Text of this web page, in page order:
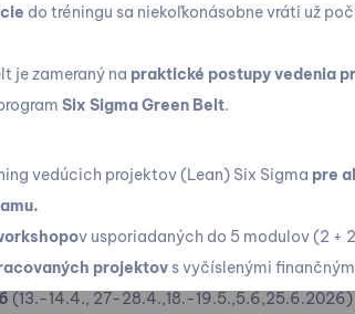
do tréningu sa niekoľkonásobne vráti už
je zameraný na praktické postupy vedenia
Six Sigma Green Belt.
vedúcich projektov (Lean) Six Sigma pre
v usporiadaných do 5 modulov (2 + 2
projektov s vyčíslenými
(13.-14.4., 27-28.4.,18.-19.5.,5.6,25.6.2026)